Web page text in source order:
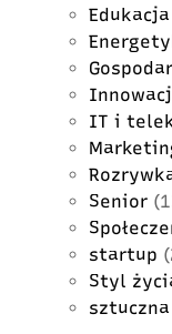
Edukacja
IT i
Senior
startup
Styl